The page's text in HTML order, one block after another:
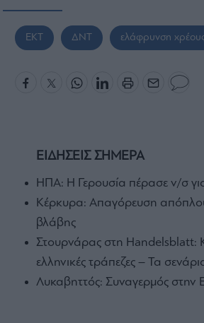
EKT ΔΝΤ ελάφρυνση
ΕΙΔΗΣΕΙΣ ΣΗΜΕΡΑ
ΗΠΑ: Η Γερουσία πέρασε ν/σ
Κέρκυρα: Απαγόρευση
βλάβης
Στουρνάρας στη Handelsblatt:
ελληνικές τράπεζες – Τα
Λυκαβηττός: Συναγερμός στην